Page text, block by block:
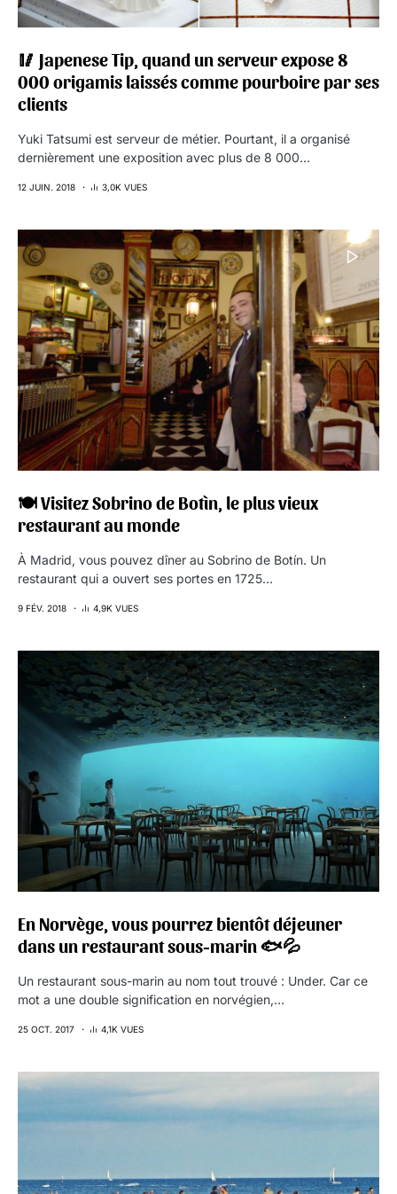
🥢 Japenese Tip, quand un serveur expose 8
000 origamis laissés comme pourboire par ses
clients
Yuki Tatsumi est serveur de métier. Pourtant, il a organisé
dernièrement une exposition avec plus de 8 000…
12 JUIN. 2018 3,0K VUES
🍽 Visitez Sobrino de Botìn, le plus vieux
restaurant au monde
À Madrid, vous pouvez dîner au Sobrino de Botín. Un
restaurant qui a ouvert ses portes en 1725…
9 FÉV. 2018 4,9K VUES
En Norvège, vous pourrez bientôt déjeuner
dans un restaurant sous-marin 🐟💦
Un restaurant sous-marin au nom tout trouvé : Under. Car ce
mot a une double signification en norvégien,…
25 OCT. 2017 4,1K VUES